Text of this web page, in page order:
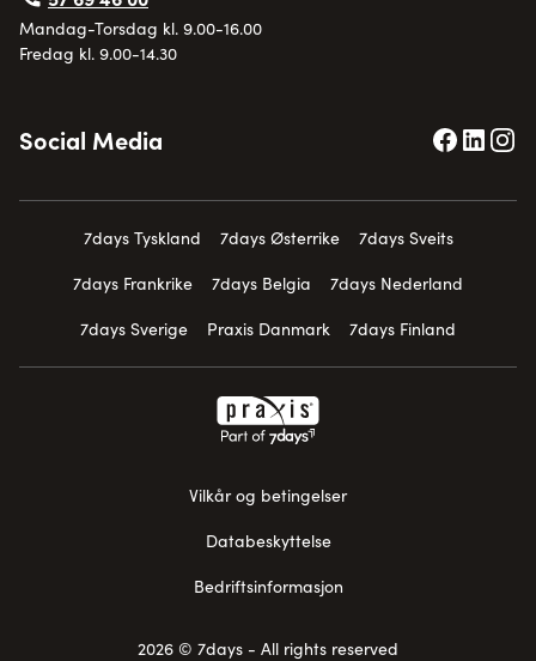
Mandag-Torsdag kl. 9.00-16.00
Fredag kl. 9.00-14.30
Social Media
7days Tyskland 7days Østerrike
7days Sveits
7days Frankrike
7days Belgia
7days Nederland
7days Sverige
Praxis Danmark 7days Finland
Vilkår og betingelser
Databeskyttelse
Bedriftsinformasjon
2026 © 7days - All rights reserved